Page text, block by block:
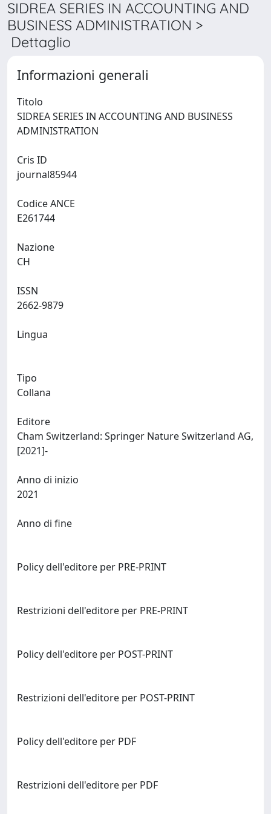
SIDREA SERIES IN ACCOUNTING AND
BUSINESS ADMINISTRATION >
Dettaglio
Informazioni generali
Titolo
SIDREA SERIES IN ACCOUNTING AND BUSINESS
Cris ID
Codice ANCE
Nazione
ISSN
Lingua
Tipo
Collana
Editore
Cham Switzerland: Springer Nature Switzerland AG,
Anno di inizio
Anno di fine
Policy dell'editore per PRE-PRINT
Restrizioni dell'editore per PRE-PRINT
Policy dell'editore per POST-PRINT
Restrizioni dell'editore per POST-PRINT
Policy dell'editore per PDF
Restrizioni dell'editore per PDF